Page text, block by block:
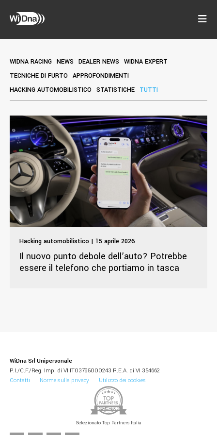
WIDNA RACING NEWS DEALER NEWS
WIDNA EXPERT
TECNICHE DI FURTO APPROFONDIMENTI
HACKING AUTOMOBILISTICO STATISTICHE TUTTI
Hacking automobilistico | 15 aprile 2026
Il nuovo punto debole dell’auto? Potrebbe
essere il telefono che portiamo in tasca
WiDna Srl Unipersonale
P.I./C.F./Reg. Imp. di VI IT03795000243 R.E.A. di VI 354662
Contatti
Norme sulla privacy Utilizzo dei cookies
Selezionato Top Partners Italia